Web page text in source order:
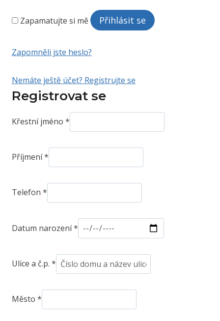
i
é
Zapamatujte si mě Přihlásit se
Zapomněli jste heslo?
Nemáte ještě účet? Registrujte se
Registrovat se
Křestní jméno *
Příjmení*
Telefon *
Datum narození*
Ulice a č.p. *
Město *